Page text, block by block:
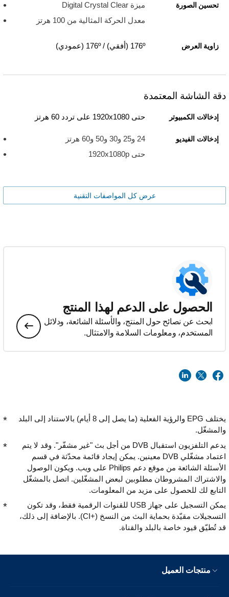
تحسين الصورة
ميزة Digital Crystal Clear
معدل الحركة المثالية من 100 هرتز
زاوية العرض 176º (أفقي) / 176º (عمودي)
دقة الشاشة المعتمدة
إدخالات الكمبيوتر حتى 1920x1080 على تردد 60 هرتز
إدخالات الفيديو
24 و25 و30 و50 و60 هرتز
حتى 1920x1080p
عرض كل المواصفات التقنية
الحصول على الدعم لهذا المنتج
ابحث عن نصائح حول المنتج، والأسئلة الشائعة، ودلائل
المستخدم، ومعلومات السلامة والامتثال.
يختلف EPG والرؤية الفعلية (ما يصل إلى 8 أيام) بالاستناد إلى البلد
والمشغّل.
يدعم التلفزيون استقبال DVB من أجل بث "غير مشفّر". وقد لا يتم
اعتماد مشغّلي DVB معينين. يمكن إيجاد قائمة محدّثة في قسم
الأسئلة الشائعة من موقع دعم Philips على ويب. ويكون الوصول
والاشتراك المشروطان مطلوبين لبعض المشغّلين. اتصل بالمشغّل
التابع لك للحصول على مزيد من المعلومات.
يمكن التسجيل على جهاز USB للقنوات الرقمية فقط، وقد تكون
التسجيلات مقيّدة بحماية البث من النسخ (CI+‎). بالإضافة إلى ذلك،
قد تُطيّق قيود خاصة بالبلد والقناة.
منتجات العميل